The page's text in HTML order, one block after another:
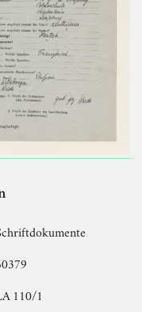
110/1